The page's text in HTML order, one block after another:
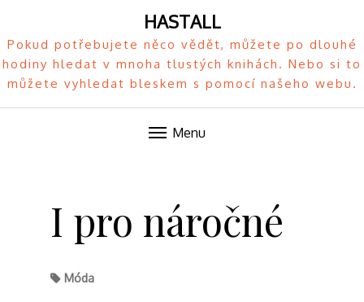
HASTALL
Pokud potřebujete něco vědět, můžete po dlouhé
hodiny hledat v mnoha tlustých knihách. Nebo si to
můžete vyhledat bleskem s pomocí našeho webu.
Menu
I pro náročné
Móda